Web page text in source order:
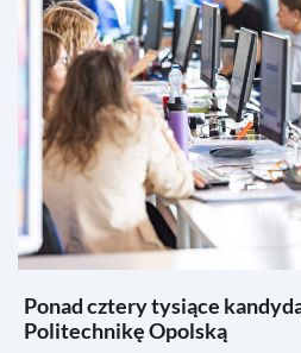
Ponad cztery tysiące
Politechnikę Opolską